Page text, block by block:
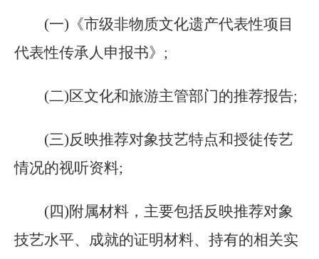
(一)《市级非物质文化遗产代表性项目
代表性传承人申报书》;
(二)区文化和旅游主管部门的推荐报告;
(三)反映推荐对象技艺特点和授徒传艺
情况的视听资料;
(四)附属材料，主要包括反映推荐对象
技艺水平、成就的证明材料、持有的相关实